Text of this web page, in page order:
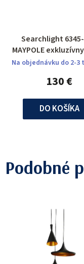
Searchlight
MAYPOLE
Na objednávku do 2-3
130 €
DO KOŠÍKA
Podobné